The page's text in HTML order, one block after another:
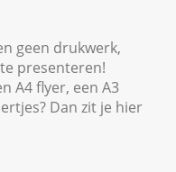
geen drukwerk,
presenteren!
A4 flyer, een A3
Dan zit je hier